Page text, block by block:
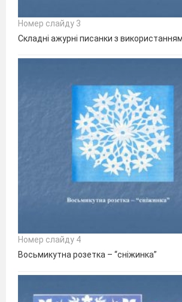
Номер слайду 3
Складні ажурні писанки з використанням
Номер слайду 4
Восьмикутна розетка – “сніжинка”